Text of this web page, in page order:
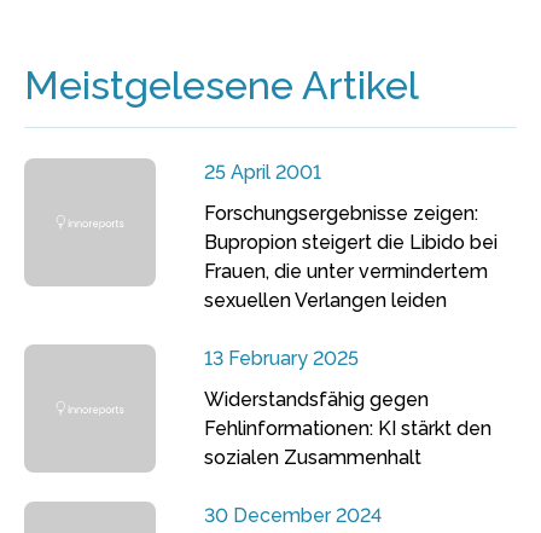
Meistgelesene Artikel
25 April 2001
Forschungsergebnisse zeigen:
Bupropion steigert die Libido bei
Frauen, die unter vermindertem
sexuellen Verlangen leiden
13 February 2025
Widerstandsfähig gegen
Fehlinformationen: KI stärkt den
sozialen Zusammenhalt
30 December 2024